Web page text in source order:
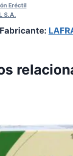
Eréctil
S.A.